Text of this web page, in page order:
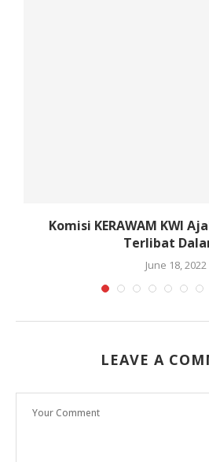
Komisi KERAWAM KWI
Terlibat
June 18, 2022
LEAVE A